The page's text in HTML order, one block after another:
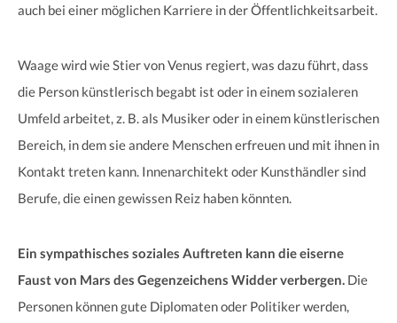
auch bei einer möglichen Karriere in der Öffentlichkeitsarbeit.
Waage wird wie Stier von Venus regiert, was dazu führt, dass
die Person künstlerisch begabt ist oder in einem sozialeren
Umfeld arbeitet, z. B. als Musiker oder in einem künstlerischen
Bereich, in dem sie andere Menschen erfreuen und mit ihnen in
Kontakt treten kann. Innenarchitekt oder Kunsthändler sind
Berufe, die einen gewissen Reiz haben könnten.
Ein sympathisches soziales Auftreten kann die eiserne
Faust von Mars des Gegenzeichens Widder verbergen. Die
Personen können gute Diplomaten oder Politiker werden,